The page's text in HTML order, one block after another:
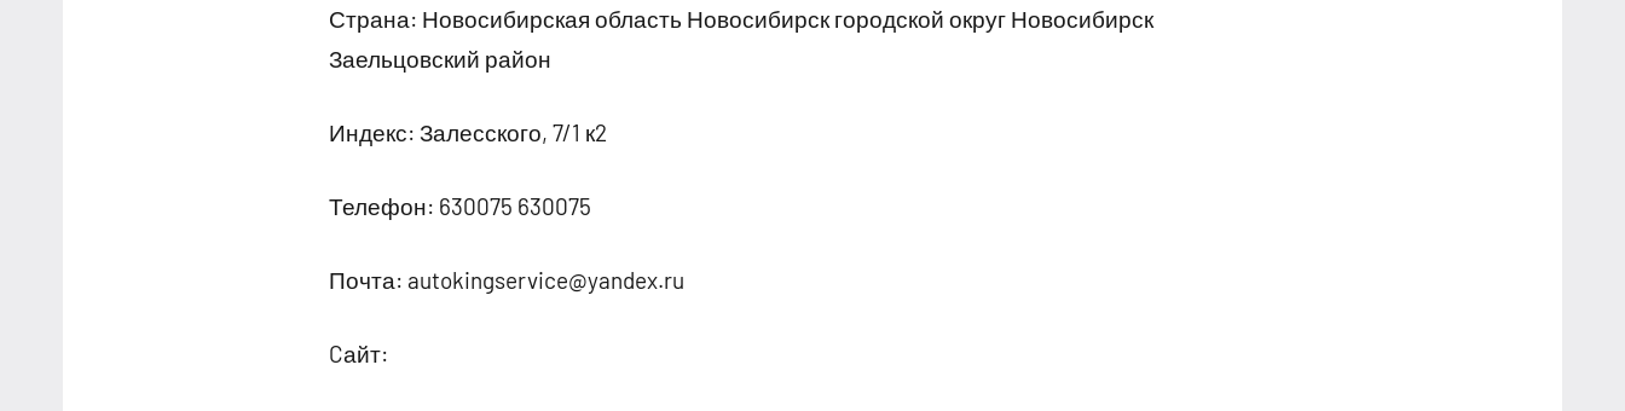
Страна: Новосибирская область Новосибирск городской округ Новосибирск
Заельцовский район
Индекс: Залесского, 7/1 к2
Телефон: 630075 630075
Почта: autokingservice@yandex.ru
Cайт: